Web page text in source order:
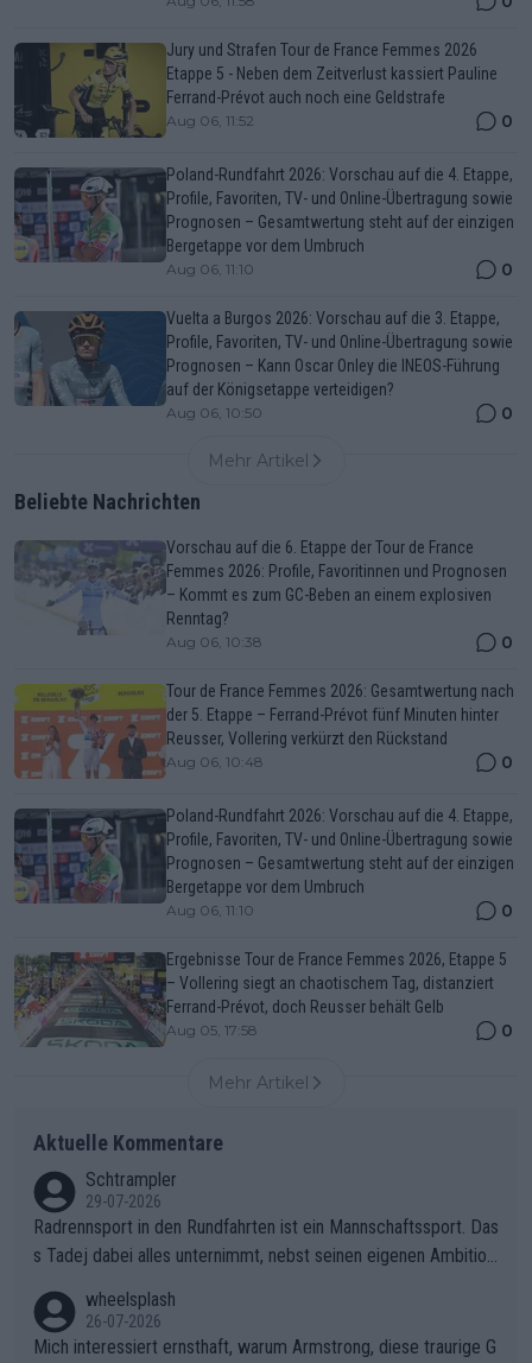
Jury und Strafen Tour de France Femmes 2026
Etappe 5 - Neben dem Zeitverlust kassiert Pauline
Ferrand-Prévot auch noch eine Geldstrafe
Aug 06, 11:52 0
Poland-Rundfahrt 2026: Vorschau auf die 4. Etappe,
Profile, Favoriten, TV- und Online-Übertragung sowie
Prognosen – Gesamtwertung steht auf der einzigen
Bergetappe vor dem Umbruch
Aug 06, 11:10 0
Vuelta a Burgos 2026: Vorschau auf die 3. Etappe,
Profile, Favoriten, TV- und Online-Übertragung sowie
Prognosen – Kann Oscar Onley die INEOS-Führung
auf der Königsetappe verteidigen?
Aug 06, 10:50 0
Mehr Artikel
Beliebte Nachrichten
Vorschau auf die 6. Etappe der Tour de France
Femmes 2026: Profile, Favoritinnen und Prognosen
– Kommt es zum GC-Beben an einem explosiven
Renntag?
Aug 06, 10:38 0
Tour de France Femmes 2026: Gesamtwertung nach
der 5. Etappe – Ferrand-Prévot fünf Minuten hinter
Reusser, Vollering verkürzt den Rückstand
Aug 06, 10:48 0
Poland-Rundfahrt 2026: Vorschau auf die 4. Etappe,
Profile, Favoriten, TV- und Online-Übertragung sowie
Prognosen – Gesamtwertung steht auf der einzigen
Bergetappe vor dem Umbruch
Aug 06, 11:10 0
Ergebnisse Tour de France Femmes 2026, Etappe 5
– Vollering siegt an chaotischem Tag, distanziert
Ferrand-Prévot, doch Reusser behält Gelb
Aug 05, 17:58 0
Mehr Artikel
Aktuelle Kommentare
Schtrampler
29-07-2026
Radrennsport in den Rundfahrten ist ein Mannschaftssport. Das
s Tadej dabei alles unternimmt, nebst seinen eigenen Ambition
ganze Team auch mental stark zu machen und konkret am Erf
olg teilzuhaben, ist ihm ganz hoch anzurechnen. Das ist ein Zei
wheelsplash
26-07-2026
Mich interessiert ernsthaft, warum Armstrong, diese traurige G